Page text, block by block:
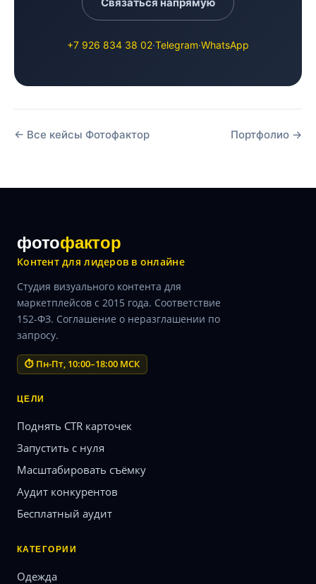
+7 926 834 38 02·Telegram·WhatsApp
← Все кейсы Фотофактор Портфолио →
фотофактор
Контент для лидеров в онлайне
Студия визуального контента для
маркетплейсов с 2015 года. Соответствие
152-ФЗ. Соглашение о неразглашении по
запросу.
⏱ Пн-Пт, 10:00–18:00 МСК
ЦЕЛИ
Поднять CTR карточек
Запустить с нуля
Масштабировать съёмку
Аудит конкурентов
Бесплатный аудит
КАТЕГОРИИ
Одежда